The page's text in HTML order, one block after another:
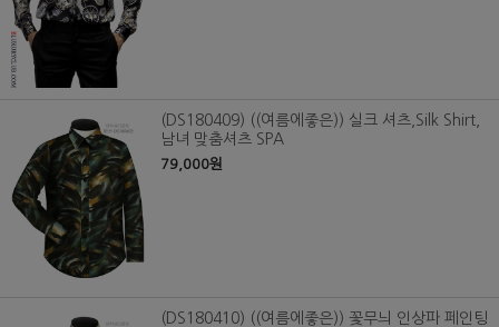
(DS180409) ((여름에좋은)) 실크 셔츠,Silk Shirt,
남녀 맞춤셔츠 SPA
79,000원
(DS180410) ((여름에좋은)) 꽃무늬 인상파 페인팅